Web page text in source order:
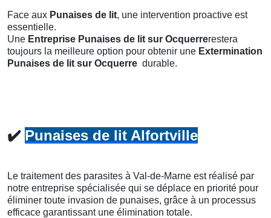
Face aux Punaises de lit, une intervention proactive est
essentielle.
Une Entreprise Punaises de lit sur Ocquerrerestera
toujours la meilleure option pour obtenir une Extermination
Punaises de lit sur Ocquerre durable.
✔️ Punaises de lit Alfortville
Le traitement des parasites à Val-de-Marne est réalisé par
notre entreprise spécialisée qui se déplace en priorité pour
éliminer toute invasion de punaises, grâce à un processus
efficace garantissant une élimination totale.